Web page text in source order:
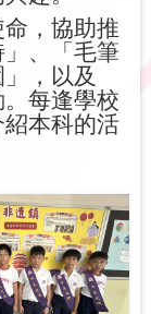
，協助推
、「毛筆
，以及
。每逢學校
本科的活